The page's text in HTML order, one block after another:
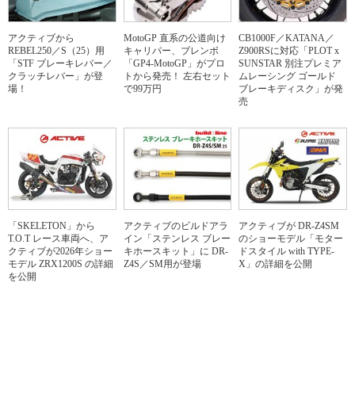
アクティブから
REBEL250／S（25）用
「STF ブレーキレバー／
クラッチレバー」が登
場！
MotoGP 直系の公道向け
キャリパー、ブレンボ
「GP4-MotoGP」がプロ
トから発売！ 左右セット
で99万円
CB1000F／KATANA／
Z900RSに対応「PLOT x
SUNSTAR 別注プレミア
ムレーシング ゴールド
ブレーキディスク」が発
売
「SKELETON」から
T.O.T レース車両へ、ア
クティブが2026年ショー
モデル ZRX1200S の詳細
を公開
アクティブのビルドアラ
イン「ステンレス ブレー
キホースキット」に DR-
Z4S／SM用が登場
アクティブが DR-Z4SM
のショーモデル「モター
ドスタイル with TYPE-
X」の詳細を公開